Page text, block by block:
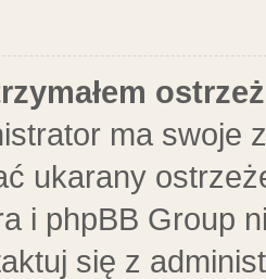
ma swoje
ukarany
i phpBB Group
się z